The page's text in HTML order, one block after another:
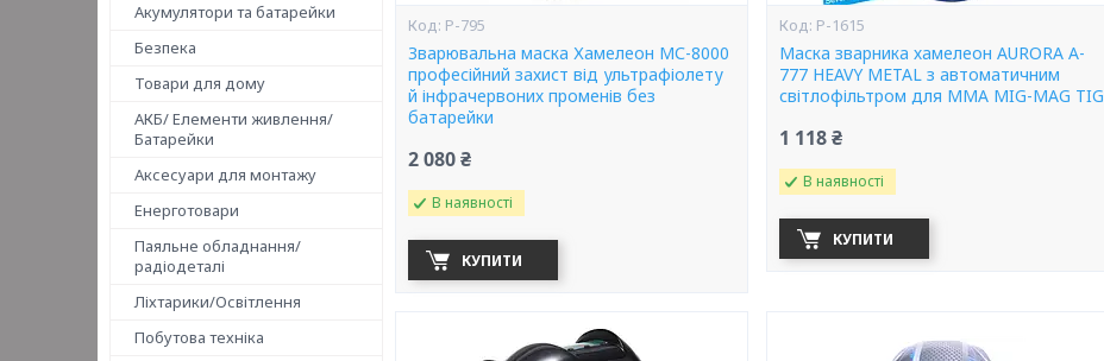
Акумулятори та батарейки
Безпека
Товари для дому
АКБ/ Елементи живлення/
Батарейки
Аксесуари для монтажу
Енерготовари
Паяльне обладнання/
радіодеталі
Ліхтарики/Освітлення
Побутова техніка
P-795
Зварювальна маска Хамелеон МС-8000
професійний захист від ультрафіолету
й інфрачервоних променів без
батарейки
2 080 ₴
В наявності
КУПИТИ
P-1615
Маска зварника хамелеон AURORA A-
777 HEAVY METAL з автоматичним
світлофільтром для MMA MIG-MAG TIG
1 118 ₴
В наявності
КУПИТИ